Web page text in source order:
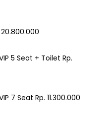
5 Seat + Toilet Rp.
7 Seat Rp. 11.300.000